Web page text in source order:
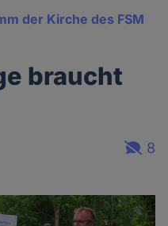
der Kirche des FSM
braucht
8